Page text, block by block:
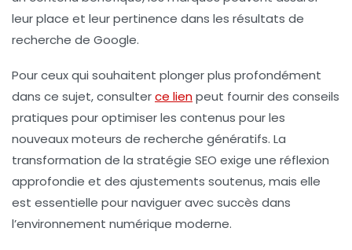
leur place et leur pertinence dans les résultats de
recherche de Google.
Pour ceux qui souhaitent plonger plus profondément
dans ce sujet, consulterce lienpeut fournir des conseils
pratiques pour optimiser les contenus pour les
nouveaux moteurs de recherche génératifs. La
transformation de la stratégie SEO exige une réflexion
approfondie et des ajustements soutenus, mais elle
est essentielle pour naviguer avec succès dans
l’environnement numérique moderne.